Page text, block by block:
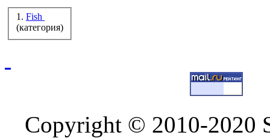
1. Fish
(категория)
Copyright © 2010-2020